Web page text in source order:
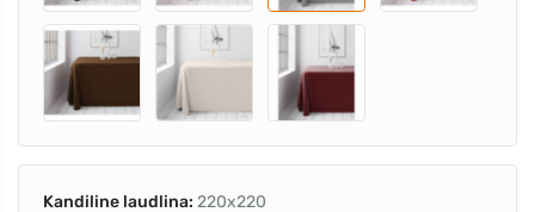
Kandiline laudlina: 220x220